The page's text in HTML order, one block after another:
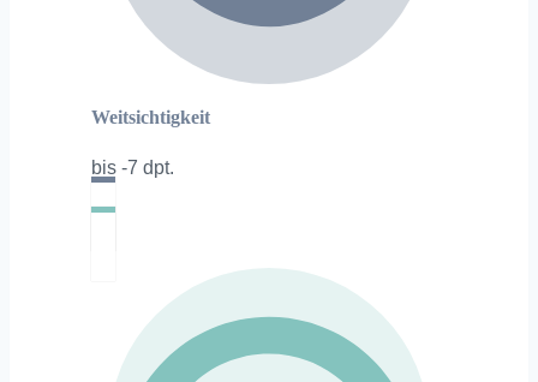
Weitsichtigkeit
bis -7 dpt.